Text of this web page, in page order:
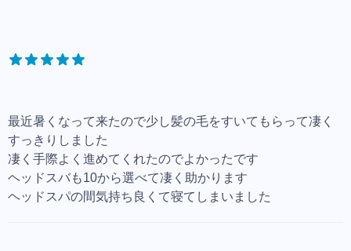
最近暑くなって来たので少し髪の毛をすいてもらって凄く
すっきりしました
凄く手際よく進めてくれたのでよかったです
ヘッドスバも10から選べて凄く助かります
ヘッドスパの間気持ち良くて寝てしまいました